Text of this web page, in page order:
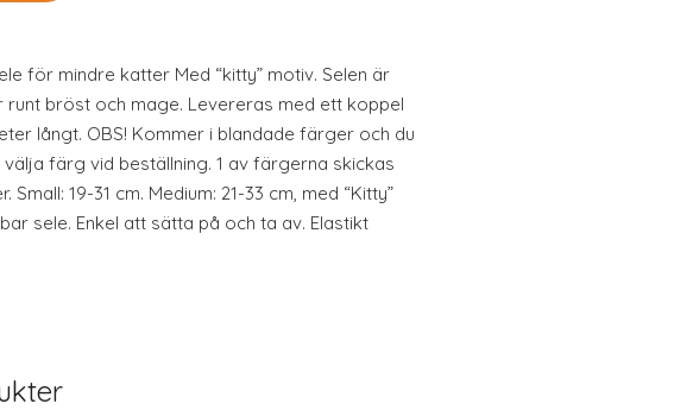
för mindre katter Med “kitty” motiv. Selen är
runt bröst och mage. Levereras med ett koppel
långt. OBS! Kommer i blandade färger och du
välja färg vid beställning. 1 av färgerna skickas
Small: 19-31 cm. Medium: 21-33 cm, med “Kitty”
sele. Enkel att sätta på och ta av. Elastikt